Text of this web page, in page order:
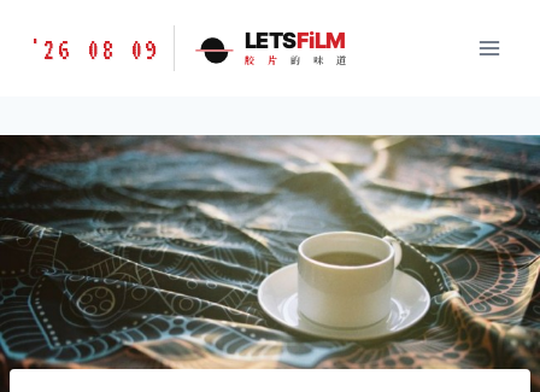
胶
味
道
LETSFILM
'26 08 09 LETSFiLM
胶 片 的 味 道